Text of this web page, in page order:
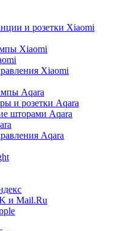
и розетки Xiaomi
Xiaomi
Xiaomi
Aqara
и розетки Aqara
шторами Aqara
Aqara
и Mail.Ru